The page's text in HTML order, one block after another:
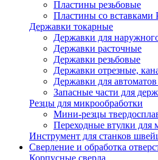
Пластины резьбовые
Пластины со вставками
Державки токарные
Державки для
Державки расточные
Державки резьбовые
Державки отрезные,
Державки для
Запасные части для
Резцы для микрообработки
Мини-резцы
Переходные втулки для
Инструмент для станков
Сверление и обработка
Корпусные сверла